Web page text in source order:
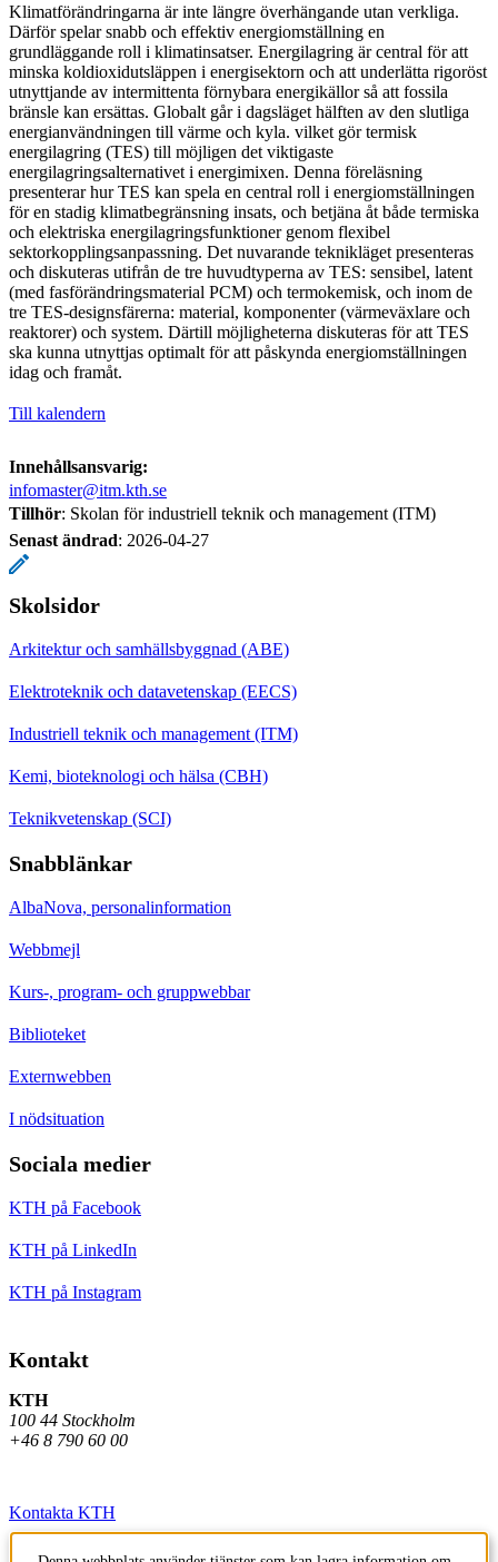
Klimatförändringarna är inte längre överhängande utan verkliga.
Därför spelar snabb och effektiv energiomställning en
grundläggande roll i klimatinsatser. Energilagring är central för att
minska koldioxidutsläppen i energisektorn och att underlätta rigoröst
utnyttjande av intermittenta förnybara energikällor så att fossila
bränsle kan ersättas. Globalt går i dagsläget hälften av den slutliga
energianvändningen till värme och kyla. vilket gör termisk
energilagring (TES) till möjligen det viktigaste
energilagringsalternativet i energimixen. Denna föreläsning
presenterar hur TES kan spela en central roll i energiomställningen
för en stadig klimatbegränsning insats, och betjäna åt både termiska
och elektriska energilagringsfunktioner genom flexibel
sektorkopplingsanpassning. Det nuvarande teknikläget presenteras
och diskuteras utifrån de tre huvudtyperna av TES: sensibel, latent
(med fasförändringsmaterial PCM) och termokemisk, och inom de
tre TES-designsfärerna: material, komponenter (värmeväxlare och
reaktorer) och system. Därtill möjligheterna diskuteras för att TES
ska kunna utnyttjas optimalt för att påskynda energiomställningen
idag och framåt.
Till kalendern
Innehållsansvarig:
infomaster@itm.kth.se
Tillhör: Skolan för industriell teknik och management (ITM)
Senast ändrad: 2026-04-27
Skolsidor
Arkitektur och samhällsbyggnad (ABE)
Elektroteknik och datavetenskap (EECS)
Industriell teknik och management (ITM)
Kemi, bioteknologi och hälsa (CBH)
Teknikvetenskap (SCI)
Snabblänkar
AlbaNova, personalinformation
Webbmejl
Kurs-, program- och gruppwebbar
Biblioteket
Externwebben
I nödsituation
Sociala medier
KTH på Facebook
KTH på LinkedIn
KTH på Instagram
Kontakt
KTH
100 44 Stockholm
+46 8 790 60 00
Kontakta KTH
Jobba på KTH